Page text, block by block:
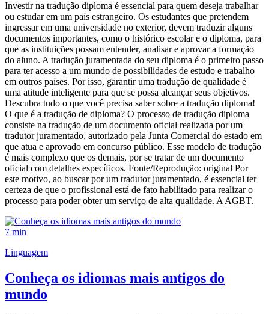
Investir na tradução diploma é essencial para quem deseja trabalhar
ou estudar em um país estrangeiro. Os estudantes que pretendem
ingressar em uma universidade no exterior, devem traduzir alguns
documentos importantes, como o histórico escolar e o diploma, para
que as instituições possam entender, analisar e aprovar a formação
do aluno. A tradução juramentada do seu diploma é o primeiro passo
para ter acesso a um mundo de possibilidades de estudo e trabalho
em outros países. Por isso, garantir uma tradução de qualidade é
uma atitude inteligente para que se possa alcançar seus objetivos.
Descubra tudo o que você precisa saber sobre a tradução diploma!
O que é a tradução de diploma? O processo de tradução diploma
consiste na tradução de um documento oficial realizada por um
tradutor juramentado, autorizado pela Junta Comercial do estado em
que atua e aprovado em concurso público. Esse modelo de tradução
é mais complexo que os demais, por se tratar de um documento
oficial com detalhes específicos. Fonte/Reprodução: original Por
este motivo, ao buscar por um tradutor juramentado, é essencial ter
certeza de que o profissional está de fato habilitado para realizar o
processo para poder obter um serviço de alta qualidade. A AGBT.
7 min
Linguagem
Conheça os idiomas mais antigos do
mundo